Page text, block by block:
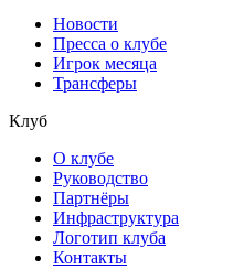
Новости
Пресса о клубе
Игрок месяца
Трансферы
Клуб
О клубе
Руководство
Партнёры
Инфраструктура
Логотип клуба
Контакты